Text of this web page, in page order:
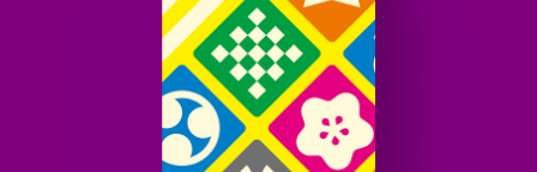
Merchandising
Unternehmen